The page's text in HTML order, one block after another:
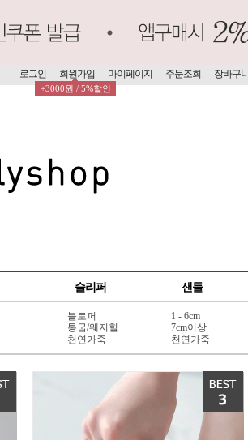
로그인 회원가입
+3000원 / 5%할인
마이페이지 주문조회 장바구니
슬리퍼 샌들
블로퍼
통굽/웨지힐
천연가죽
1 - 6cm
7cm이상
천연가죽